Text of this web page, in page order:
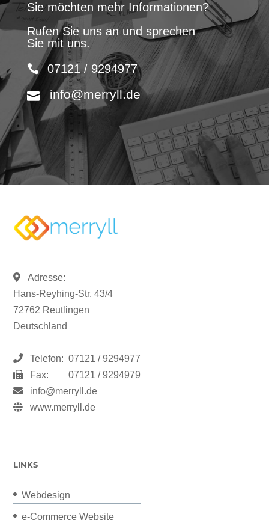
Sie möchten mehr Informationen?
Rufen Sie uns an und sprechen
Sie mit uns.
07121 / 9294977
info@merryll.de
Adresse:
Hans-Reyhing-Str. 43/4
72762 Reutlingen
Deutschland
Telefon: 07121 / 9294977
Fax:
07121 / 9294979
info@merryll.de
www.merryll.de
LINKS
Webdesign
e-Commerce Website